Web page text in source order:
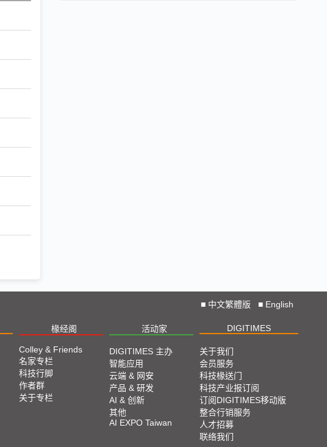
■ 中文繁體版 ■ English
椽经阁 活动家 DIGITIMES
Colley & Friends
名家专栏
科技行脚
作者群
关于专栏
DIGITIMES 主办
智能应用
云端 & 网安
产品 & 研发
AI & 创新
其他
AI EXPO Taiwan
关于我们
会员服务
科技椽送门
科技产业报订阅
订阅DIGITIMES移动版
整合行销服务
人才招募
联络我们